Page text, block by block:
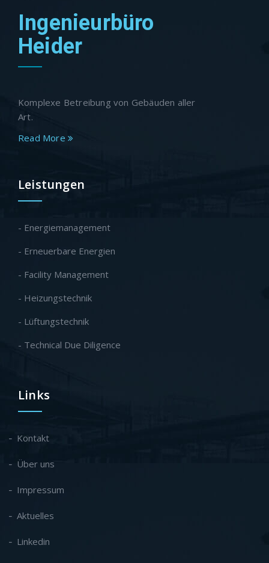
Ingenieurbüro
Heider
Komplexe Betreibung von Gebäuden aller
Art.
Read More
Leistungen
- Energiemanagement
- Erneuerbare Energien
- Facility Management
- Heizungstechnik
- Lüftungstechnik
- Technical Due Diligence
Links
Kontakt
Über uns
Impressum
Aktuelles
Linkedin